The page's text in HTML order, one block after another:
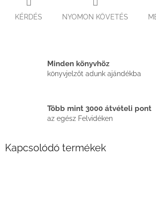
KÉRDÉS NYOMON KÖVETÉS
Minden könyvhöz
könyvjelzőt adunk ajándékba
Több mint 3000 átvételi pont
az egész Felvidéken
Kapcsolódó termékek